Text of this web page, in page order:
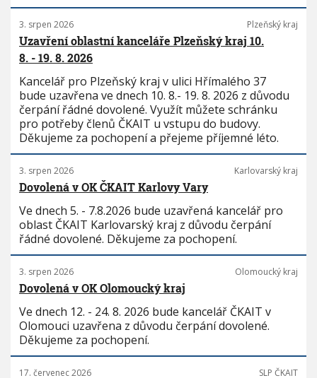
3. srpen 2026 Plzeňský kraj
Uzavření oblastní kanceláře Plzeňský kraj 10.
8. - 19. 8. 2026
Kancelář pro Plzeňský kraj v ulici Hřímalého 37
bude uzavřena ve dnech 10. 8.- 19. 8. 2026 z důvodu
čerpání řádné dovolené. Využít můžete schránku
pro potřeby členů ČKAIT u vstupu do budovy.
Děkujeme za pochopení a přejeme příjemné léto.
3. srpen 2026 Karlovarský kraj
Dovolená v OK ČKAIT Karlovy Vary
Ve dnech 5. - 7.8.2026 bude uzavřená kancelář pro
oblast ČKAIT Karlovarský kraj z důvodu čerpání
řádné dovolené. Děkujeme za pochopení.
3. srpen 2026 Olomoucký kraj
Dovolená v OK Olomoucký kraj
Ve dnech 12. - 24. 8. 2026 bude kancelář ČKAIT v
Olomouci uzavřena z důvodu čerpání dovolené.
Děkujeme za pochopení.
17. červenec 2026 SLP ČKAIT